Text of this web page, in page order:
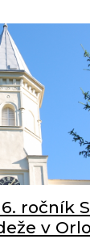
ročník
v